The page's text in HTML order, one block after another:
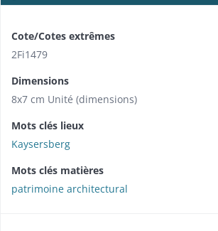
Cote/Cotes extrêmes
2Fi1479
Dimensions
8x7 cm Unité (dimensions)
Mots clés lieux
Kaysersberg
Mots clés matières
patrimoine architectural